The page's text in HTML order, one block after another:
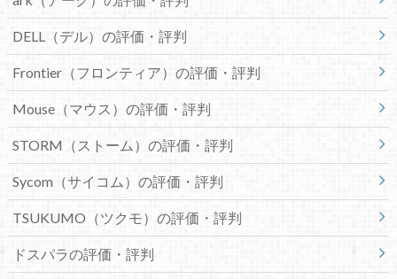
DELL（デル）の評価・評判
Frontier（フロンティア）の評価・評判
Mouse（マウス）の評価・評判
STORM（ストーム）の評価・評判
Sycom（サイコム）の評価・評判
TSUKUMO（ツクモ）の評価・評判
ドスパラの評価・評判